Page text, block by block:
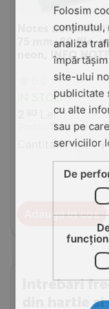
Notes
75 mm, 80 file,
neon, INFO
IN STOC
Lei
(Pret cu TVA inclus)
Cantitate: −
Adauga in cos
Intrebari
din hartie
Folosim
conținutul,
analiza
site-ului
publicitate
cu alte
sau pe
serviciilor
De